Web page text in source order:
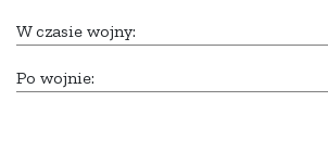
W czasie wojny:
Po wojnie: